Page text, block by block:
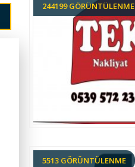
244199 GÖRÜNTÜLENME
5513 GÖRÜNTÜLENME